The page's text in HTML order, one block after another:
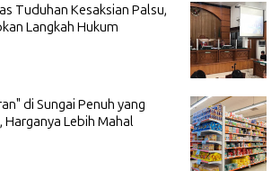
Tuduhan Kesaksian Palsu,
Langkah Hukum
di Sungai Penuh yang
Lebih Mahal